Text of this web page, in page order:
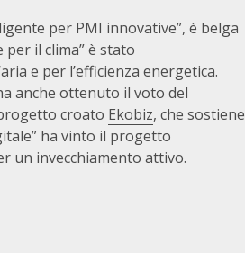
per PMI innovative”, è belga
il clima” è stato
e per l’efficienza energetica.
anche ottenuto il voto del
croato Ekobiz, che sostiene
ha vinto il progetto
un invecchiamento attivo.